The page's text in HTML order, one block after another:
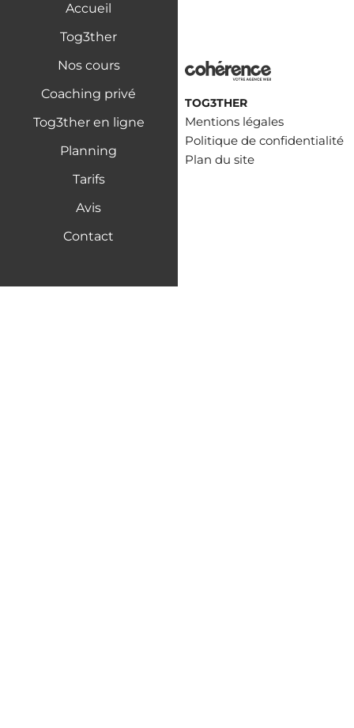
Accueil
Tog3ther
Nos cours
Coaching privé
Tog3ther en ligne
Planning
Tarifs
Avis
Contact
TOG3THER
Mentions légales
Politique de confidentialité
Plan du site